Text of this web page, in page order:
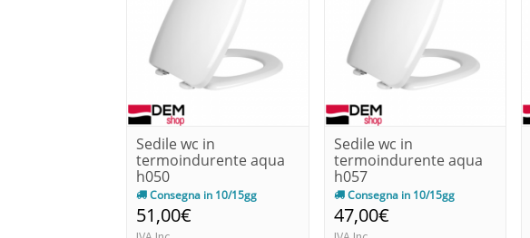
Sedile wc in
termoindurente aqua
h050
Consegna in 10/15gg
51,00€
Sedile wc in
termoindurente aqua
h057
Consegna in 10/15gg
47,00€